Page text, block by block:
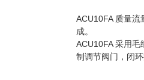
ACU10FA 质量
成。
ACU10FA 采用
制调节阀门，闭